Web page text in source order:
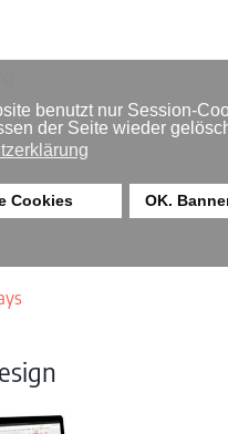
benutzt nur Session-
der Seite wieder
Cookies OK.